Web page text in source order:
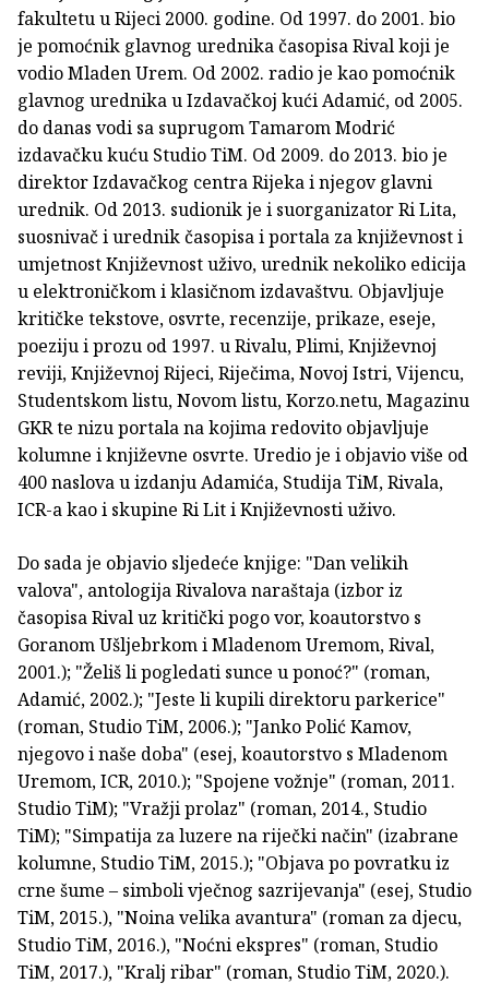
fakultetu u Rijeci 2000. godine. Od 1997. do 2001. bio
je pomoćnik glavnog urednika časopisa Rival koji je
vodio Mladen Urem. Od 2002. radio je kao pomoćnik
glavnog urednika u Izdavačkoj kući Adamić, od 2005.
do danas vodi sa suprugom Tamarom Modrić
izdavačku kuću Studio TiM. Od 2009. do 2013. bio je
direktor Izdavačkog centra Rijeka i njegov glavni
urednik. Od 2013. sudionik je i suorganizator Ri Lita,
suosnivač i urednik časopisa i portala za književnost i
umjetnost Književnost uživo, urednik nekoliko edicija
u elektroničkom i klasičnom izdavaštvu. Objavljuje
kritičke tekstove, osvrte, recenzije, prikaze, eseje,
poeziju i prozu od 1997. u Rivalu, Plimi, Književnoj
reviji, Književnoj Rijeci, Riječima, Novoj Istri, Vijencu,
Studentskom listu, Novom listu, Korzo.netu, Magazinu
GKR te nizu portala na kojima redovito objavljuje
kolumne i književne osvrte. Uredio je i objavio više od
400 naslova u izdanju Adamića, Studija TiM, Rivala,
ICR-a kao i skupine Ri Lit i Književnosti uživo.
Do sada je objavio sljedeće knjige: "Dan velikih
valova", antologija Rivalova naraštaja (izbor iz
časopisa Rival uz kritički pogo vor, koautorstvo s
Goranom Ušljebrkom i Mladenom Uremom, Rival,
2001.); "Želiš li pogledati sunce u ponoć?" (roman,
Adamić, 2002.); "Jeste li kupili direktoru parkerice"
(roman, Studio TiM, 2006.); "Janko Polić Kamov,
njegovo i naše doba" (esej, koautorstvo s Mladenom
Uremom, ICR, 2010.); "Spojene vožnje" (roman, 2011.
Studio TiM); "Vražji prolaz" (roman, 2014., Studio
TiM); "Simpatija za luzere na riječki način" (izabrane
kolumne, Studio TiM, 2015.); "Objava po povratku iz
crne šume – simboli vječnog sazrijevanja" (esej, Studio
TiM, 2015.), "Noina velika avantura" (roman za djecu,
Studio TiM, 2016.), "Noćni ekspres" (roman, Studio
TiM, 2017.), "Kralj ribar" (roman, Studio TiM, 2020.).